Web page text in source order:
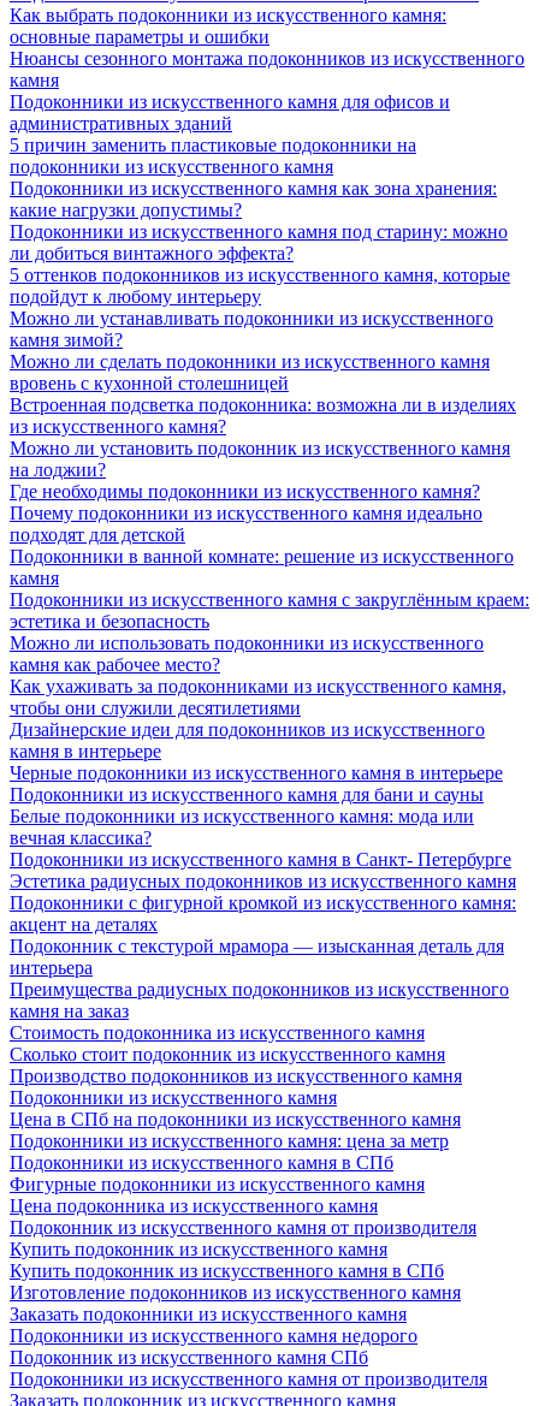
Как выбрать подоконники из искусственного камня:
основные параметры и ошибки
Нюансы сезонного монтажа подоконников из искусственного
камня
Подоконники из искусственного камня для офисов и
административных зданий
5 причин заменить пластиковые подоконники на
подоконники из искусственного камня
Подоконники из искусственного камня как зона хранения:
какие нагрузки допустимы?
Подоконники из искусственного камня под старину: можно
ли добиться винтажного эффекта?
5 оттенков подоконников из искусственного камня, которые
подойдут к любому интерьеру
Можно ли устанавливать подоконники из искусственного
камня зимой?
Можно ли сделать подоконники из искусственного камня
вровень с кухонной столешницей
Встроенная подсветка подоконника: возможна ли в изделиях
из искусственного камня?
Можно ли установить подоконник из искусственного камня
на лоджии?
Где необходимы подоконники из искусственного камня?
Почему подоконники из искусственного камня идеально
подходят для детской
Подоконники в ванной комнате: решение из искусственного
камня
Подоконники из искусственного камня с закруглённым краем:
эстетика и безопасность
Можно ли использовать подоконники из искусственного
камня как рабочее место?
Как ухаживать за подоконниками из искусственного камня,
чтобы они служили десятилетиями
Дизайнерские идеи для подоконников из искусственного
камня в интерьере
Черные подоконники из искусственного камня в интерьере
Подоконники из искусственного камня для бани и сауны
Белые подоконники из искусственного камня: мода или
вечная классика?
Подоконники из искусственного камня в Санкт- Петербурге
Эстетика радиусных подоконников из искусственного камня
Подоконники с фигурной кромкой из искусственного камня:
акцент на деталях
Подоконник с текстурой мрамора — изысканная деталь для
интерьера
Преимущества радиусных подоконников из искусственного
камня на заказ
Стоимость подоконника из искусственного камня
Сколько стоит подоконник из искусственного камня
Производство подоконников из искусственного камня
Подоконники из искусственного камня
Цена в СПб на подоконники из искусственного камня
Подоконники из искусственного камня: цена за метр
Подоконники из искусственного камня в СПб
Фигурные подоконники из искусственного камня
Цена подоконника из искусственного камня
Подоконник из искусственного камня от производителя
Купить подоконник из искусственного камня
Купить подоконник из искусственного камня в СПб
Изготовление подоконников из искусственного камня
Заказать подоконники из искусственного камня
Подоконники из искусственного камня недорого
Подоконник из искусственного камня СПб
Подоконники из искусственного камня от производителя
Заказать подоконник из искусственного камня